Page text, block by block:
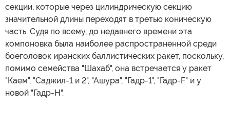
секции, которые через цилиндрическую секцию
значительной длины переходят в третью коническую
часть. Судя по всему, до недавнего времени эта
компоновка была наиболее распространенной среди
боеголовок иранских баллистических ракет, поскольку,
помимо семейства "Шахаб", она встречается у ракет
"Каем", "Саджил-1 и 2", "Ашура", "Гадр-1", "Гадр-F" и у
новой "Гадр-H".